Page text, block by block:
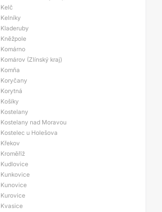
Kelč
Kelníky
Kladeruby
Kněžpole
Komárno
Komárov (Zlínský kraj)
Komňa
Koryčany
Korytná
Košíky
Kostelany
Kostelany nad Moravou
Kostelec u Holešova
Křekov
Kroměříž
Kudlovice
Kunkovice
Kunovice
Kurovice
Kvasice